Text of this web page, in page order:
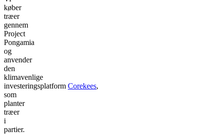
køber
træer
gennem
Project
Pongamia
og
anvender
den
klimavenlige
investeringsplatform Corekees,
som
planter
træer
i
partier.